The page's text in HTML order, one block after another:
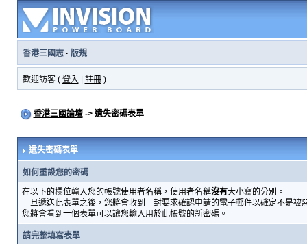
香港三國志· 版規
歡迎訪客 ( 登入 註冊)
香港三國論壇-> 遺失密碼表單
遺失密碼表單
如何重設您的密碼
在以下的欄位輸入您的帳號使用者名稱，使用者名稱沒有大小寫的分別。
一旦遞送此表單之後，您將會收到一封要求確認申請的電子郵件以確定不是
您將會看到一個表單可以讓您輸入用於此帳號的新密碼。
請完整填寫表單